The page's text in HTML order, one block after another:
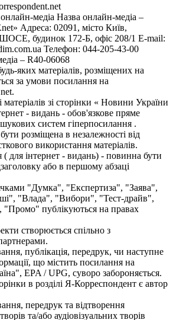
медіа Назва онлайн-медіа –
Адреса: 02091, місто Київ,
будинок 172-Б, офіс 208/1 E-mail:
Телефон: 044-205-43-00
– R40-06068
яких матеріалів, розміщених на
за умови посилання на
зі сторінки « Новини України
- видань - обов'язкове пряме
систем гіперпосилання .
розміщена в незалежності від
використання матеріалів.
( для інтернет - видань) - повинна бути
або в першому абзаці
"Думка", "Експертиза", "Заява",
"Влада", "Вибори", "Тест-драйв",
публікуються на правах
створюється спільно з
публікація, передрук, чи наступне
що містить посилання на
EPA / UPG, суворо забороняється.
в розділі Я-Корреспондент є автор
передрук та відтворення
та/або аудіовізуальних творів